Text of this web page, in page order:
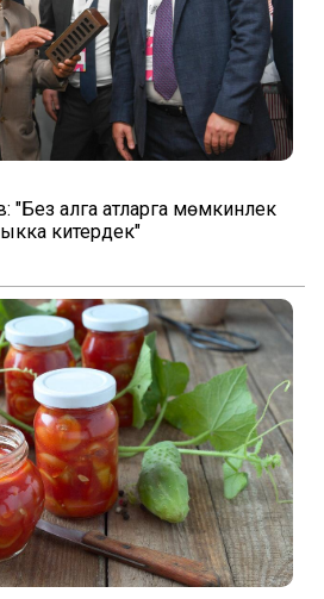
"Без алга атларга мөмкинлек
китердек"